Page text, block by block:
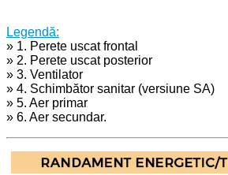
Legendă:
» 1. Perete uscat frontal
» 2. Perete uscat posterior
» 3. Ventilator
» 4. Schimbător sanitar (versiune SA)
» 5. Aer primar
» 6. Aer secundar.